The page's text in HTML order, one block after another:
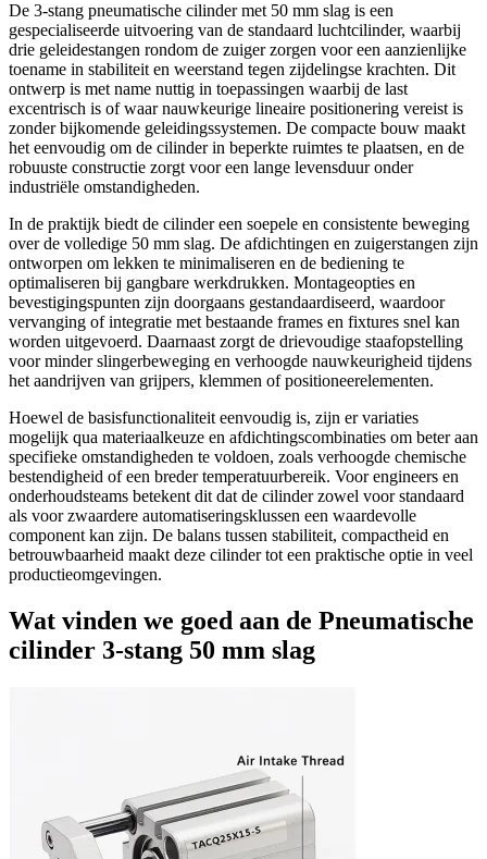
De 3‑stang pneumatische cilinder met 50 mm slag is een
gespecialiseerde uitvoering van de standaard luchtcilinder, waarbij
drie geleidestangen rondom de zuiger zorgen voor een aanzienlijke
toename in stabiliteit en weerstand tegen zijdelingse krachten. Dit
ontwerp is met name nuttig in toepassingen waarbij de last
excentrisch is of waar nauwkeurige lineaire positionering vereist is
zonder bijkomende geleidingssystemen. De compacte bouw maakt
het eenvoudig om de cilinder in beperkte ruimtes te plaatsen, en de
robuuste constructie zorgt voor een lange levensduur onder
industriële omstandigheden.
In de praktijk biedt de cilinder een soepele en consistente beweging
over de volledige 50 mm slag. De afdichtingen en zuigerstangen zijn
ontworpen om lekken te minimaliseren en de bediening te
optimaliseren bij gangbare werkdrukken. Montageopties en
bevestigingspunten zijn doorgaans gestandaardiseerd, waardoor
vervanging of integratie met bestaande frames en fixtures snel kan
worden uitgevoerd. Daarnaast zorgt de drievoudige staafopstelling
voor minder slingerbeweging en verhoogde nauwkeurigheid tijdens
het aandrijven van grijpers, klemmen of positioneerelementen.
Hoewel de basisfunctionaliteit eenvoudig is, zijn er variaties
mogelijk qua materiaalkeuze en afdichtingscombinaties om beter aan
specifieke omstandigheden te voldoen, zoals verhoogde chemische
bestendigheid of een breder temperatuurbereik. Voor engineers en
onderhoudsteams betekent dit dat de cilinder zowel voor standaard
als voor zwaardere automatiseringsklussen een waardevolle
component kan zijn. De balans tussen stabiliteit, compactheid en
betrouwbaarheid maakt deze cilinder tot een praktische optie in veel
productieomgevingen.
Wat vinden we goed aan de Pneumatische
cilinder 3‑stang 50 mm slag